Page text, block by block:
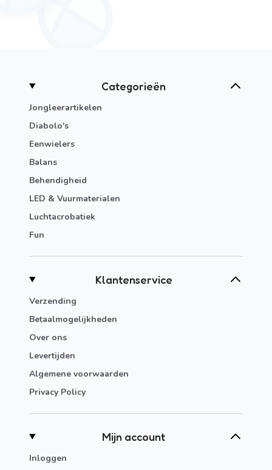
Categorieën
Jongleerartikelen
Diabolo's
Eenwielers
Balans
Behendigheid
LED & Vuurmaterialen
Luchtacrobatiek
Fun
Klantenservice
Verzending
Betaalmogelijkheden
Over ons
Levertijden
Algemene voorwaarden
Privacy Policy
Mijn account
Inloggen